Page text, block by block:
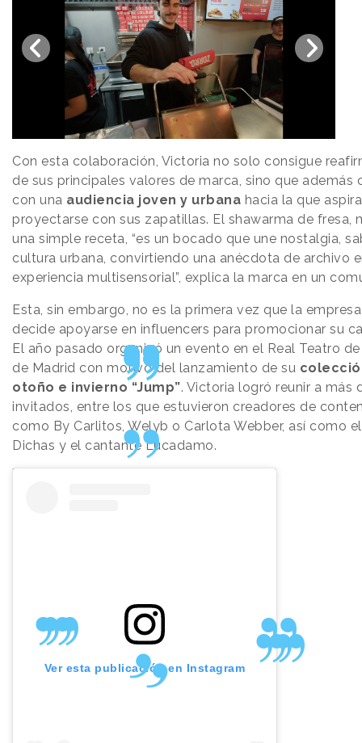
Con esta colaboración, Victoria no solo consigue
de sus principales valores de marca, sino que además
con una audiencia joven y urbana hacia la que aspira
proyectarse con sus zapatillas. El shawarma de fresa,
una simple receta, “es un bocado que une nostalgia,
cultura urbana, convirtiendo una anécdota de archivo
experiencia multisensorial”, explica la marca en un
Esta, sin embargo, no es la primera vez que la
decide apoyarse en influencers para promocionar su
El año pasado organizó un evento en el Real Teatro
de Madrid con motivo del lanzamiento de su
otoño e invierno “Jump”. Victoria logró reunir a más
invitados, entre los que estuvieron creadores de
como By Carlitos, Welyb o Carlota Webber, así como
Dichas y el cantante Lucadamo.
Ver esta publicación en Instagram